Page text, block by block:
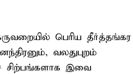
பெரிய தீர்த்தங்கர
வலதுபுறம்
சிற்பங்களாக இவை